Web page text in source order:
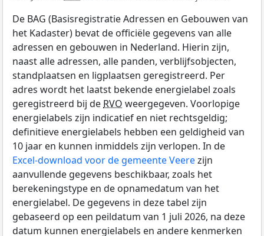
De BAG (Basisregistratie Adressen en Gebouwen van
het Kadaster) bevat de officiële gegevens van alle
adressen en gebouwen in Nederland. Hierin zijn,
naast alle adressen, alle panden, verblijfsobjecten,
standplaatsen en ligplaatsen geregistreerd. Per
adres wordt het laatst bekende energielabel zoals
geregistreerd bij de RVO weergegeven. Voorlopige
energielabels zijn indicatief en niet rechtsgeldig;
definitieve energielabels hebben een geldigheid van
10 jaar en kunnen inmiddels zijn verlopen. In de
Excel-download voor de gemeente Veerezijn
aanvullende gegevens beschikbaar, zoals het
berekeningstype en de opnamedatum van het
energielabel. De gegevens in deze tabel zijn
gebaseerd op een peildatum van 1 juli 2026, na deze
datum kunnen energielabels en andere kenmerken